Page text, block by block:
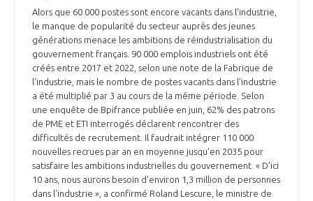
Alors que 60 000 postes sont encore vacants dans l'industrie,
le manque de popularité du secteur auprès des jeunes
générations menace les ambitions de réindustrialisation du
gouvernement français. 90 000 emplois industriels ont été
créés entre 2017 et 2022, selon une note de la Fabrique de
l'industrie, mais le nombre de postes vacants dans l'industrie
a été multiplié par 3 au cours de la même période. Selon
une enquête de Bpifrance publiée en juin, 62% des patrons
de PME et ETI interrogés déclarent rencontrer des
difficultés de recrutement. Il faudrait intégrer 110 000
nouvelles recrues par an en moyenne jusqu'en 2035 pour
satisfaire les ambitions industrielles du gouvernement. « D'ici
10 ans, nous aurons besoin d'environ 1,3 million de personnes
dans l'industrie », a confirmé Roland Lescure, le ministre de